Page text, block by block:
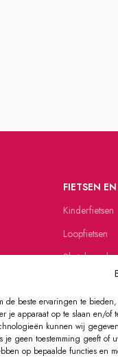
de beste ervaringen te
je apparaat op te slaan en/of
kunnen wij
je geen toestemming geeft of
op bepaalde functies en
FIETSEN
Kinderfietsen
Loopfietsen
Skateboards